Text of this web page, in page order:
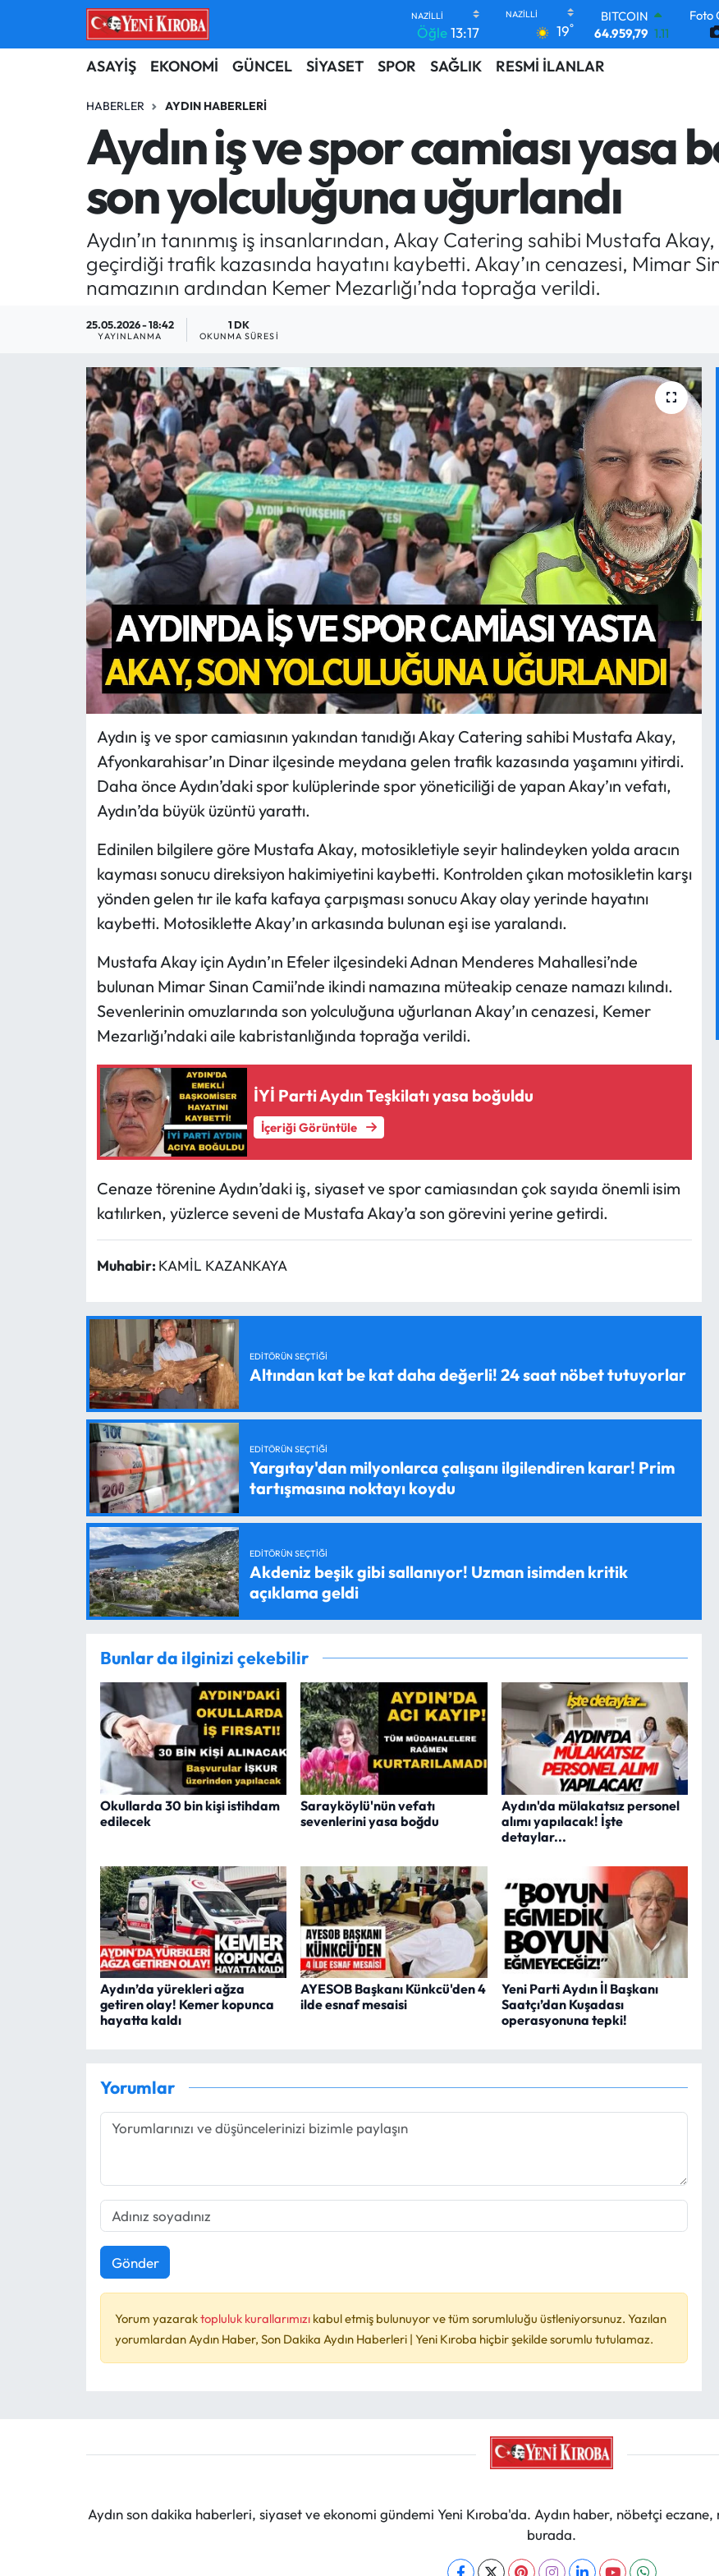
Öğle13:17 19°
BITCOIN
64.959,79 1.11
DOLAR
47,7436
GRAM ALTIN
6660.55 0.03
BİST100
Foto
ASAYİŞ EKONOMİ GÜNCEL SİYASET SPOR SAĞLIK RESMİ İLANLAR
HABERLER AYDIN HABERLERI
Aydın iş ve spor camiası yasa
son yolculuğuna uğurlandı
Aydın’ın tanınmış iş insanlarından, Akay Catering sahibi Mustafa
geçirdiği trafik kazasında hayatını kaybetti. Akay’ın cenazesi, Mimar
namazının ardından Kemer Mezarlığı’nda toprağa verildi.
25.05.2026 - 18:42
YAYINLANMA
1 DK
OKUNMA SÜRESI
Aydın iş ve spor camiasının yakından tanıdığı Akay Catering sahibi Mustafa Akay,
Afyonkarahisar’ın Dinar ilçesinde meydana gelen trafik kazasında yaşamını yitirdi.
Daha önce Aydın’daki spor kulüplerinde spor yöneticiliği de yapan Akay’ın vefatı,
Aydın’da büyük üzüntü yarattı.
Edinilen bilgilere göre Mustafa Akay, motosikletiyle seyir halindeyken yolda aracın
kayması sonucu direksiyon hakimiyetini kaybetti. Kontrolden çıkan motosikletin karşı
yönden gelen tır ile kafa kafaya çarpışması sonucu Akay olay yerinde hayatını
kaybetti. Motosiklette Akay’ın arkasında bulunan eşi ise yaralandı.
Mustafa Akay için Aydın’ın Efeler ilçesindeki Adnan Menderes Mahallesi’nde
bulunan Mimar Sinan Camii’nde ikindi namazına müteakip cenaze namazı kılındı.
Sevenlerinin omuzlarında son yolculuğuna uğurlanan Akay’ın cenazesi, Kemer
Mezarlığı’ndaki aile kabristanlığında toprağa verildi.
İYİ Parti Aydın Teşkilatı yasa boğuldu
İçeriği Görüntüle
Cenaze törenine Aydın’daki iş, siyaset ve spor camiasından çok sayıda önemli isim
katılırken, yüzlerce seveni de Mustafa Akay’a son görevini yerine getirdi.
Muhabir: KAMİL KAZANKAYA
EDITÖRÜN SEÇTIĞI
Altından kat be kat daha değerli! 24 saat nöbet tutuyorlar
EDITÖRÜN SEÇTIĞI
Yargıtay'dan milyonlarca çalışanı ilgilendiren karar! Prim
tartışmasına noktayı koydu
EDITÖRÜN SEÇTIĞI
Akdeniz beşik gibi sallanıyor! Uzman isimden kritik
açıklama geldi
Bunlar da ilginizi çekebilir
Okullarda 30 bin kişi istihdam
edilecek
Sarayköylü'nün vefatı
sevenlerini yasa boğdu
Aydın'da mülakatsız personel
alımı yapılacak! İşte
detaylar...
Aydın’da yürekleri ağza
getiren olay! Kemer kopunca
hayatta kaldı
AYESOB Başkanı Künkcü'den 4
ilde esnaf mesaisi
Yeni Parti Aydın İl Başkanı
Saatçı’dan Kuşadası
operasyonuna tepki!
Yorumlar
Gönder
Yorum yazaraktopluluk kurallarımızı kabul etmiş bulunuyor ve tüm sorumluluğu üstleniyorsunuz. Yazılan
yorumlardan Aydın Haber, Son Dakika Aydın Haberleri | Yeni Kıroba hiçbir şekilde sorumlu tutulamaz.
Aydın son dakika haberleri, siyaset ve ekonomi gündemi Yeni Kıroba'da. Aydın haber, nöbetçi
burada.
ASAYİŞ
BİLİM-TEKNOLOJİ
DÜNYA
EĞİTİM
EKONOMİ
MAGAZİN
SAĞLIK
SİYASET
TARIM
TURİZM
YAŞAM
RESMİ İLANLAR
HABER İLAN
Aydın Nöbetçi Eczaneler
Aydın Hava Durumu
Aydin Namaz Vakitleri
Aydın Trafik Yoğunluk Haritası
Süper Lig Puan Durumu ve Fikstür
Tüm Manşetler